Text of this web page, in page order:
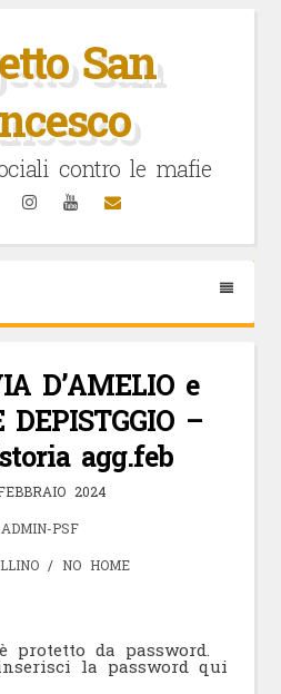
San
contro le mafie
TwitterInstagramYouTubeEmail
D’AMELIO e
–
agg.feb
2024
ADMIN-PSF
/ NO HOME
protetto da password.
la password qui